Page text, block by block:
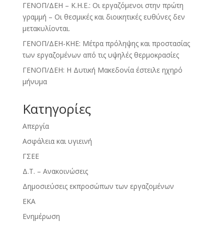
ΓΕΝΟΠ/ΔΕΗ – Κ.Η.Ε.: Οι εργαζόμενοι στην πρώτη
γραμμή – Οι θεσμικές και διοικητικές ευθύνες δεν
μετακυλίονται.
ΓΕΝΟΠ/ΔΕΗ-ΚΗΕ: Μέτρα πρόληψης και προστασίας
των εργαζομένων από τις υψηλές θερμοκρασίες
ΓΕΝΟΠ/ΔΕΗ: Η Δυτική Μακεδονία έστειλε ηχηρό
μήνυμα
Kατηγορίες
Απεργία
Ασφάλεια και υγιεινή
ΓΣΕΕ
Δ.Τ. – Ανακοινώσεις
Δημοσιεύσεις εκπροσώπων των εργαζομένων
ΕΚΑ
Ενημέρωση